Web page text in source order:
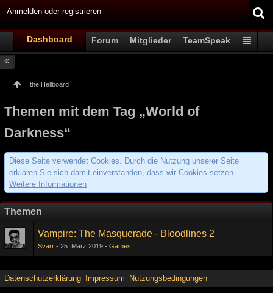
Anmelden oder registrieren
Dashboard Forum Mitglieder TeamSpeak
the Hellboard
Themen mit dem Tag „World of
Darkness“
Diese Seite verwendet Cookies. Durch die Nutzung unserer Seite
erklären Sie sich damit einverstanden, dass wir Cookies setzen.
Weitere Informationen
Themen
Vampire: The Masquerade - Bloodlines 2
Svarr 25. März 2019 Games
Datenschutzerklärung Impressum Nutzungsbedingungen